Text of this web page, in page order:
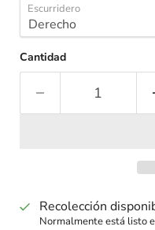
Escurridero
Cantidad
Recolección
Normalmente está listo